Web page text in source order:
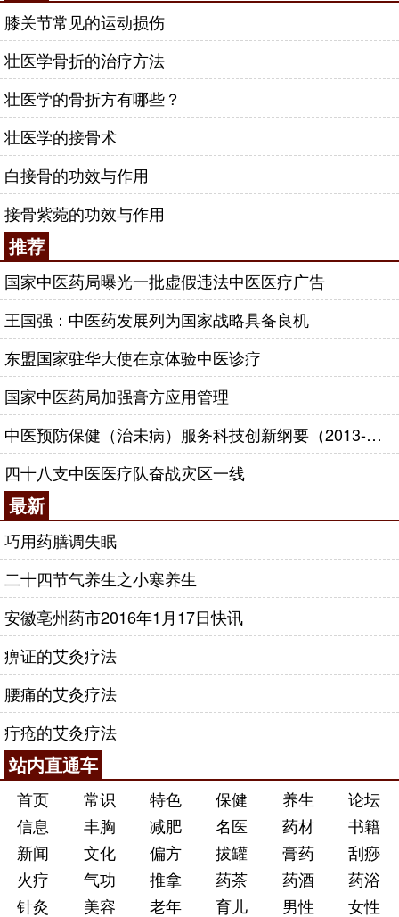
膝关节常见的运动损伤
壮医学骨折的治疗方法
壮医学的骨折方有哪些？
壮医学的接骨术
白接骨的功效与作用
接骨紫菀的功效与作用
推荐
国家中医药局曝光一批虚假违法中医医疗广告
王国强：中医药发展列为国家战略具备良机
东盟国家驻华大使在京体验中医诊疗
国家中医药局加强膏方应用管理
中医预防保健（治未病）服务科技创新纲要（2013-2020年）
四十八支中医医疗队奋战灾区一线
最新
巧用药膳调失眠
二十四节气养生之小寒养生
安徽亳州药市2016年1月17日快讯
痹证的艾灸疗法
腰痛的艾灸疗法
疔疮的艾灸疗法
站内直通车
首页 常识 特色 保健 养生
论坛
信息
丰胸 减肥 名医 药材
书籍
新闻
文化 偏方 拔罐 膏药
刮痧
火疗
气功 推拿 药茶 药酒
药浴
针灸
美容 老年 育儿 男性 女性